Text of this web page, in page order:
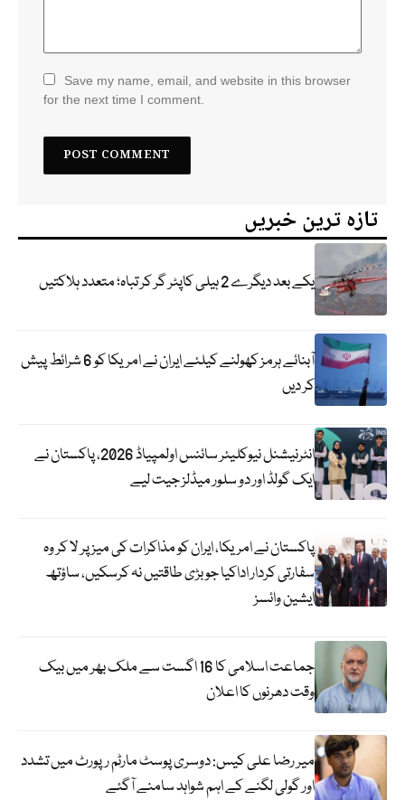
Save my name, email, and website in this browser
for the next time I comment.
تازہ ترین خبریں
یکے بعد دیگرے 2 ہیلی کاپٹر گر کر تباہ؛ متعدد ہلاکتیں
آبنائے ہرمز کھولنے کیلئے ایران نے امریکا کو 6 شرائط پیش
کر دیں
انٹرنیشنل نیوکلیئر سائنس اولمپیاڈ 2026، پاکستان نے
ایک گولڈ اور دو سلور میڈلز جیت لیے
پاکستان نے امریکا، ایران کو مذاکرات کی میز پر لا کر وہ
سفارتی کردار اداکیا جو بڑی طاقتیں نہ کرسکیں، ساؤتھ
ایشین وائسز
جماعت اسلامی کا 16 اگست سے ملک بھر میں بیک
وقت دھرنوں کا اعلان
میر رضا علی کیس: دوسری پوسٹ مارٹم رپورٹ میں تشدد
اور گولی لگنے کے اہم شواہد سامنے آگئے